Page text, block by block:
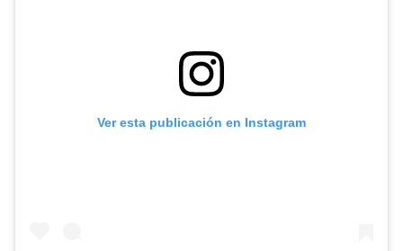
Ver esta publicación en Instagram